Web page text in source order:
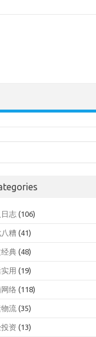
志 (106)
糟 (41)
典 (48)
用 (19)
络 (118)
流 (35)
资 (13)